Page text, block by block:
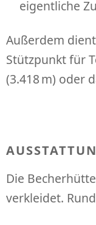
eigentliche
Außerdem
Stützpunkt für
(3.418 m) oder
Die
verkleidet.